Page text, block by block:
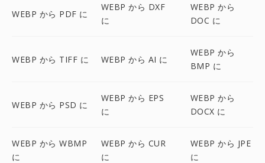
WEBP から PDF に
WEBP から DXF
に
WEBP から
DOC に
WEBP から TIFF に WEBP から AI に
WEBP から
BMP に
WEBP から PSD に
WEBP から EPS
に
WEBP から
DOCX に
WEBP から WBMP
に
WEBP から CUR
に
WEBP から JPE
に